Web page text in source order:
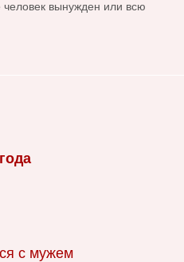
человек вынужден или всю
с мужем